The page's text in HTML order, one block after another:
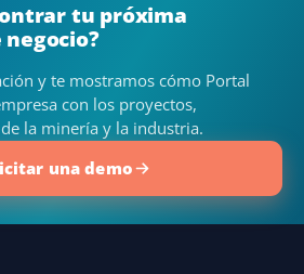
tu próxima
y te mostramos cómo Portal
con los proyectos,
la minería y la industria.
una demo